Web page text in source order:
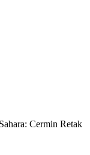
Cermin Retak